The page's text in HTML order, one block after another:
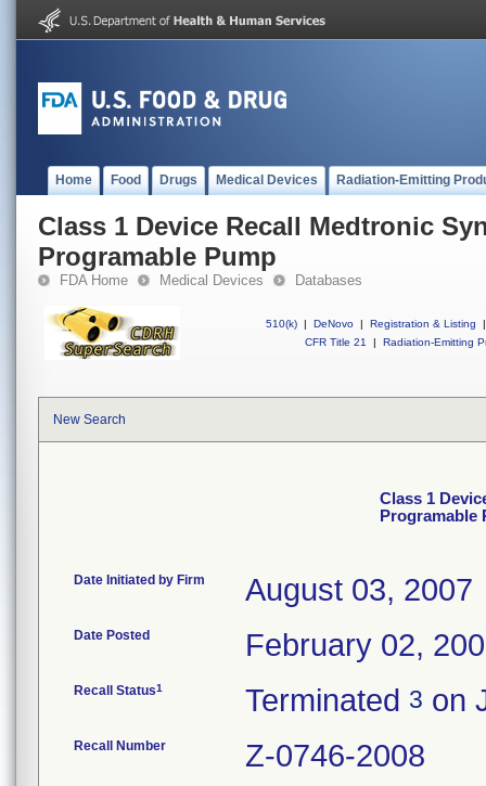
Home Food Drugs Medical Devices Radiation-Emitting
Class 1 Device Recall Medtronic
Programable Pump
FDA Home Medical Devices Databases
510(k) | DeNovo | Registration & Listing
|
CFR Title 21
| Radiation-Emitting
New Search
Class 1
Programable
Date Initiated by Firm August 03, 2007
Date Posted February 02,
Recall Status1 Terminated 3 on
Recall Number Z-0746-2008